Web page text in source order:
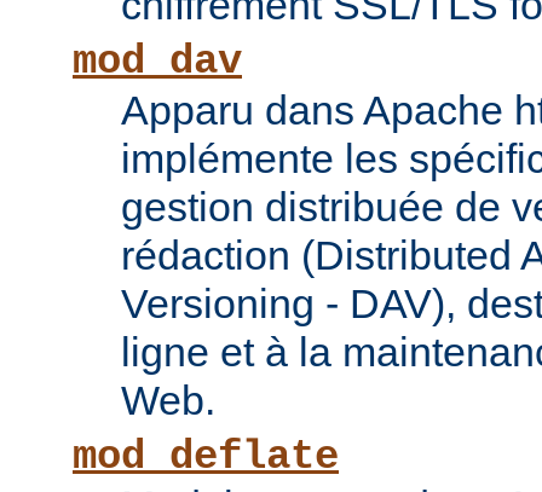
mod_dav
Apparu dans Apache
implémente les
gestion distribuée de
rédaction (Distributed
Versioning - DAV),
ligne et à la
Web.
mod_deflate